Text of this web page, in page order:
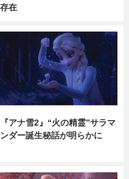
存在
『アナ雪2』“火の精霊”サラマ
ンダー誕生秘話が明らかに